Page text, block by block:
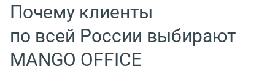
Почему клиенты
по всей России выбирают
MANGO OFFICE